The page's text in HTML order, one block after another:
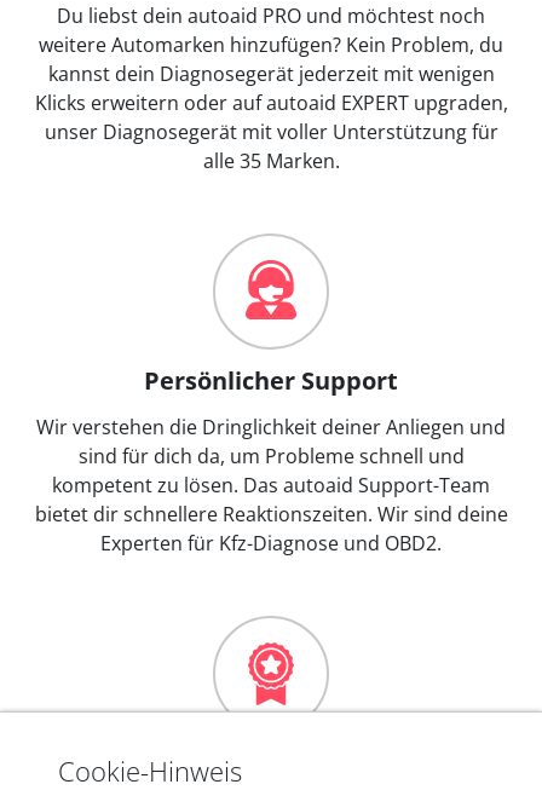
Du liebst dein autoaid PRO und möchtest noch
weitere Automarken hinzufügen? Kein Problem, du
kannst dein Diagnosegerät jederzeit mit wenigen
Klicks erweitern oder auf autoaid EXPERT upgraden,
unser Diagnosegerät mit voller Unterstützung für
alle 35 Marken.
Persönlicher Support
Wir verstehen die Dringlichkeit deiner Anliegen und
sind für dich da, um Probleme schnell und
kompetent zu lösen. Das autoaid Support-Team
bietet dir schnellere Reaktionszeiten. Wir sind deine
Experten für Kfz-Diagnose und OBD2.
Mehr als 10 Jahre Erfahrung
Cookie-Hinweis